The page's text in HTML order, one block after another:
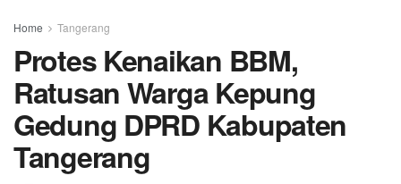
Home Tangerang
Protes Kenaikan BBM,
Ratusan Warga Kepung
Gedung DPRD Kabupaten
Tangerang